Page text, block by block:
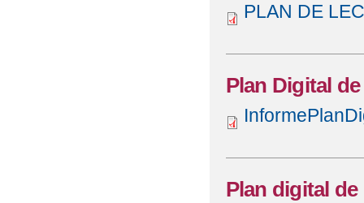
PLAN DE
Plan Digital
Plan digital de